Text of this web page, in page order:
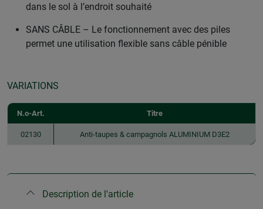
dans le sol à l’endroit souhaité
SANS CÂBLE – Le fonctionnement avec des piles
permet une utilisation flexible sans câble pénible
VARIATIONS
N.o-Art. Titre
02130 Anti-taupes & campagnols ALUMINIUM D3E2
Description de l'article